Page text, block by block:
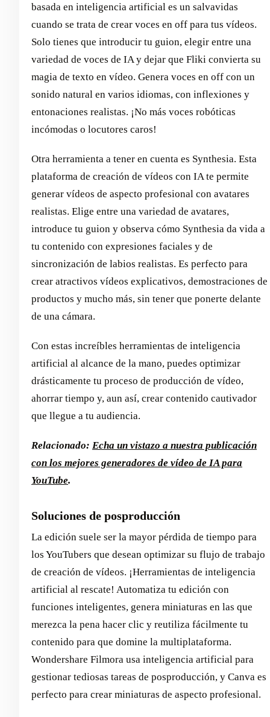
basada en inteligencia artificial es un salvavidas
cuando se trata de crear voces en off para tus vídeos.
Solo tienes que introducir tu guion, elegir entre una
variedad de voces de IA y dejar que Fliki convierta su
magia de texto en vídeo. Genera voces en off con un
sonido natural en varios idiomas, con inflexiones y
entonaciones realistas. ¡No más voces robóticas
incómodas o locutores caros!
Otra herramienta a tener en cuenta es Synthesia. Esta
plataforma de creación de vídeos con IA te permite
generar vídeos de aspecto profesional con avatares
realistas. Elige entre una variedad de avatares,
introduce tu guion y observa cómo Synthesia da vida a
tu contenido con expresiones faciales y de
sincronización de labios realistas. Es perfecto para
crear atractivos vídeos explicativos, demostraciones de
productos y mucho más, sin tener que ponerte delante
de una cámara.
Con estas increíbles herramientas de inteligencia
artificial al alcance de la mano, puedes optimizar
drásticamente tu proceso de producción de vídeo,
ahorrar tiempo y, aun así, crear contenido cautivador
que llegue a tu audiencia.
Relacionado: Echa un vistazo a nuestra publicación
con los mejores generadores de vídeo de IA para
YouTube.
Soluciones de posproducción
La edición suele ser la mayor pérdida de tiempo para
los YouTubers que desean optimizar su flujo de trabajo
de creación de vídeos. ¡Herramientas de inteligencia
artificial al rescate! Automatiza tu edición con
funciones inteligentes, genera miniaturas en las que
merezca la pena hacer clic y reutiliza fácilmente tu
contenido para que domine la multiplataforma.
Wondershare Filmora usa inteligencia artificial para
gestionar tediosas tareas de posproducción, y Canva es
perfecto para crear miniaturas de aspecto profesional.